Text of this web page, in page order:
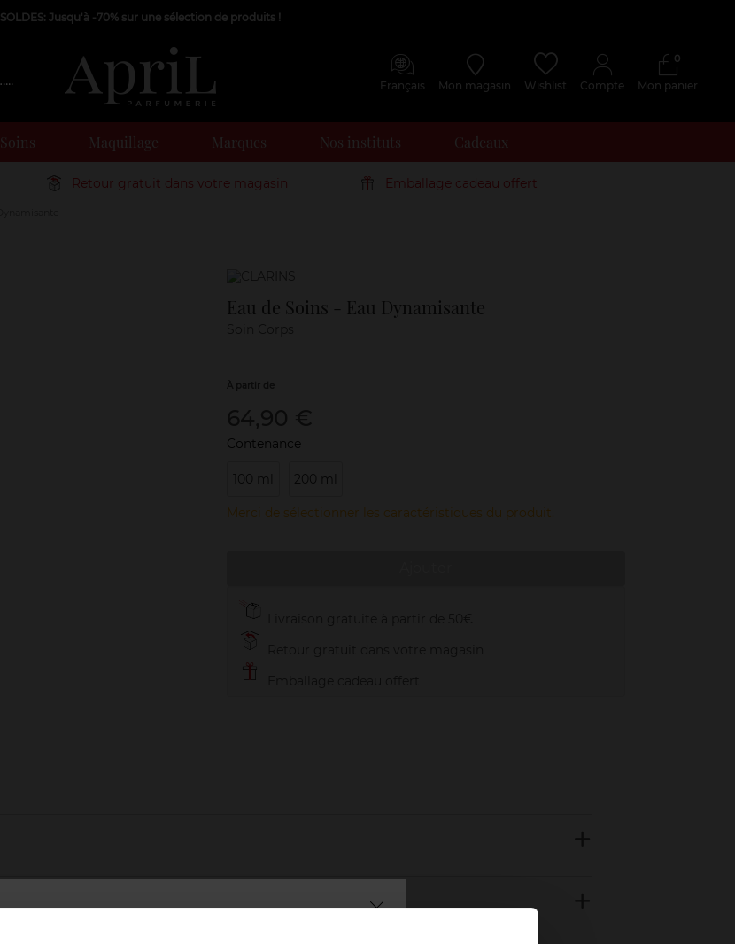
SOLDES: Jusqu'à -70% sur une sélection de produits !
Français Mon magasin Wishlist Compte Mon panier
0
Soins Maquillage Marques Nos instituts Cadeaux
Retour gratuit dans votre magasin Emballage cadeau offert
Marque
Eau de Soins - Eau Dynamisante
Contenance
100 ml 200 ml
Merci de sélectionner les caractéristiques du produit.